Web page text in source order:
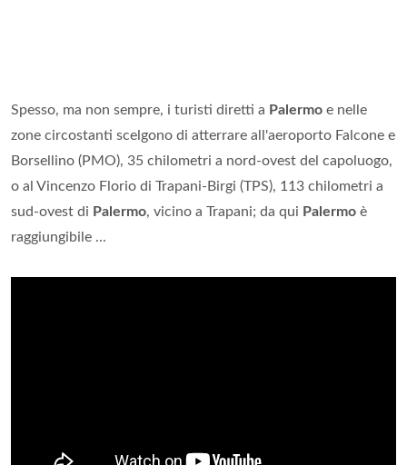
Spesso, ma non sempre, i turisti diretti a Palermo e nelle
zone circostanti scelgono di atterrare all'aeroporto Falcone e
Borsellino (PMO), 35 chilometri a nord-ovest del capoluogo,
o al Vincenzo Florio di Trapani-Birgi (TPS), 113 chilometri a
sud-ovest di Palermo, vicino a Trapani; da qui Palermo è
raggiungibile ...